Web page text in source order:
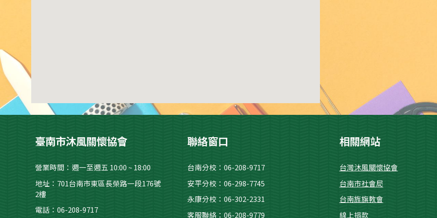
臺南市沐風關懷協會
營業時間：週一至週五 10:00 ~ 18:00
地址：701台南市東區長榮路一段176號
2樓
電話：06-208-9717
聯絡窗口
台南分校 ： 06-208-9717
安平分校 ： 06-298-7745
永康分校：06-302-2331
客服聯絡：06-208-9779
相關網站
台灣沐風關懷協會
台南市社會局
台南旌旗教會
線上捐款